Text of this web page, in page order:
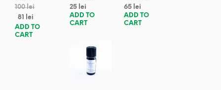
100lei
81
lei
ADD TO
CART
25 lei
ADD TO
CART
65 lei
ADD TO
CART